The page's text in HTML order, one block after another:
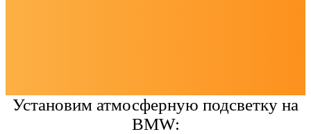
Установим атмосферную подсветку на
BMW: